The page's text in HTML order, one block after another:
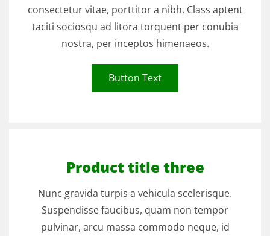
consectetur vitae, porttitor a nibh. Class aptent
taciti sociosqu ad litora torquent per conubia
nostra, per inceptos himenaeos.
Button Text
Product title three
Nunc gravida turpis a vehicula scelerisque.
Suspendisse faucibus, quam non tempor
pulvinar, arcu massa commodo neque, id